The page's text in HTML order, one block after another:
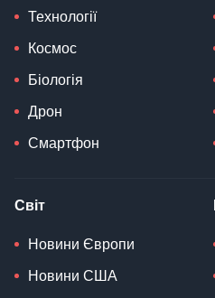
Технології
Космос
Біологія
Дрон
Смартфон
Світ
Новини Європи
Новини США